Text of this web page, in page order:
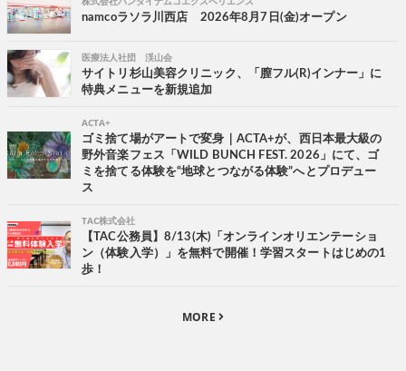
namcoラソラ川西店 2026年8月7日(金)オープン
医療法人社団 渓山会
サイトリ杉山美容クリニック、「膣フル(R)インナー」に
特典メニューを新規追加
ACTA+
ゴミ捨て場がアートで変身｜ACTA+が、西日本最大級の
野外音楽フェス「WILD BUNCH FEST. 2026」にて、ゴ
ミを捨てる体験を“地球とつながる体験”へとプロデュー
ス
TAC株式会社
【TAC公務員】8/13(木)「オンラインオリエンテーショ
ン（体験入学）」を無料で開催！学習スタートはじめの1
歩！
MORE